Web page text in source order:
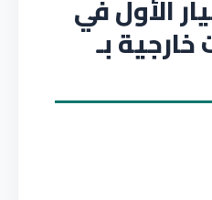
الأول في
بـ